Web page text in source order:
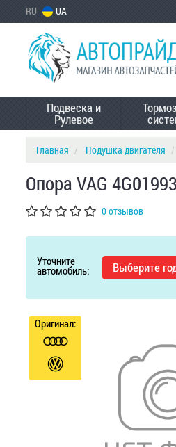
RU UA
Подвеска и
Рулевое
Главная Подушка двигателя
Опора VAG
0 отзывов
Уточните
автомобиль: Выберите
Оригинал: